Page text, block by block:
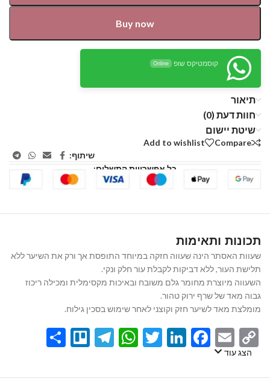
Buy now
קוסמטיקס שופ Online
תיאור
חוות דעת (0)
שיטת יישום
Compare
Add to wishlist
שיתוף:
כל אפשרויות התשלום:
תכונות ותאימות
שעוות האסתר הינה שעווה חזקה במיוחד התופסת אך ורק את השיער ללא
תלישת העור, ללא דביקות לקבלת עור חלק ונקי.
השעווה מיוצרת מחומר גלם משובח ובאיכות מקסימלית ומכילה ריכוז
גבוה מאד של שרף ירוק טהור.
מומלצת מאד לשיער חזק וקוצני לאחר שימוש בסכין גילוח.
Copy
Link
Email
Facebook
LinkedIn
Twitter
WhatsApp
Telegram
Trello
הצג עוד